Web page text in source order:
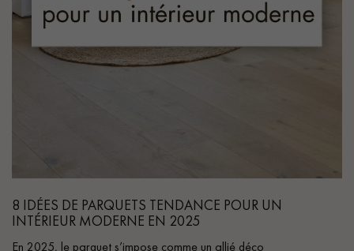
8 IDÉES DE PARQUETS TENDANCE POUR UN
INTÉRIEUR MODERNE EN 2025
En 2025, le parquet s’impose comme un allié déco